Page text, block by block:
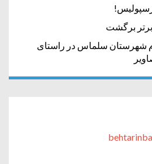
برتر برگشت
شهرستان سلماس در راستای